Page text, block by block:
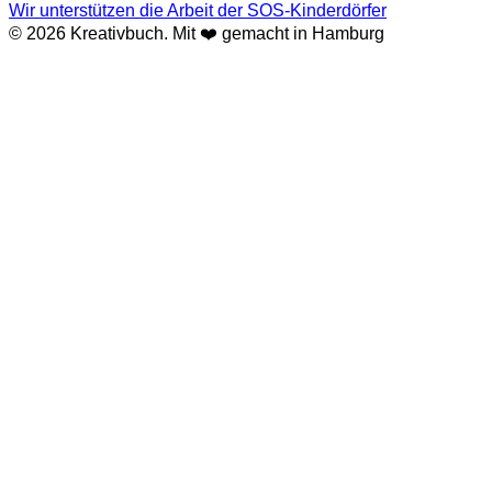
Wir unterstützen die Arbeit der SOS-Kinderdörfer
© 2026 Kreativbuch. Mit ❤️ gemacht in Hamburg